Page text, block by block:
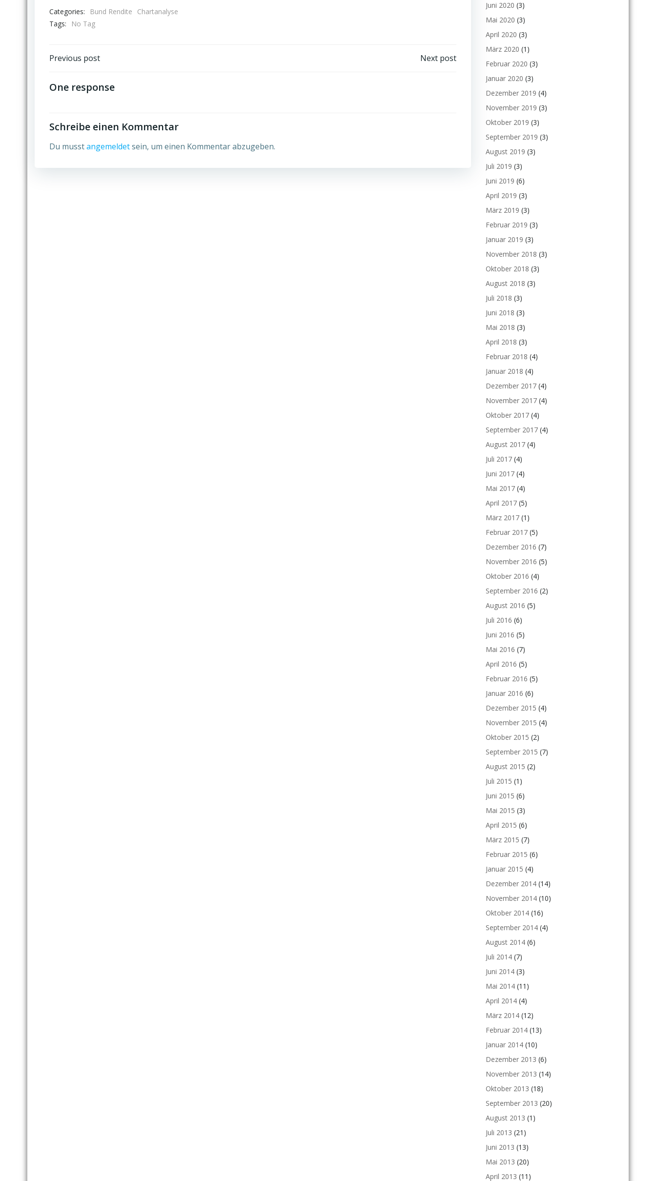
Categories: Bund Rendite
Chartanalyse
Tags:
No Tag
Post
navigation
Previous post Next post
One response
Schreibe einen Kommentar
Du musstangemeldetsein, um einen Kommentar abzugeben.
Juni 2020 (3)
Mai 2020 (3)
April 2020 (3)
März 2020 (1)
Februar 2020 (3)
Januar 2020 (3)
Dezember 2019 (4)
November 2019 (3)
Oktober 2019 (3)
September 2019 (3)
August 2019 (3)
Juli 2019 (3)
Juni 2019 (6)
April 2019 (3)
März 2019 (3)
Februar 2019 (3)
Januar 2019 (3)
November 2018 (3)
Oktober 2018 (3)
August 2018 (3)
Juli 2018 (3)
Juni 2018 (3)
Mai 2018 (3)
April 2018 (3)
Februar 2018 (4)
Januar 2018 (4)
Dezember 2017 (4)
November 2017 (4)
Oktober 2017 (4)
September 2017 (4)
August 2017 (4)
Juli 2017 (4)
Juni 2017 (4)
Mai 2017 (4)
April 2017 (5)
März 2017 (1)
Februar 2017 (5)
Dezember 2016 (7)
November 2016 (5)
Oktober 2016 (4)
September 2016 (2)
August 2016 (5)
Juli 2016 (6)
Juni 2016 (5)
Mai 2016 (7)
April 2016 (5)
Februar 2016 (5)
Januar 2016 (6)
Dezember 2015 (4)
November 2015 (4)
Oktober 2015 (2)
September 2015 (7)
August 2015 (2)
Juli 2015 (1)
Juni 2015 (6)
Mai 2015 (3)
April 2015 (6)
März 2015 (7)
Februar 2015 (6)
Januar 2015 (4)
Dezember 2014 (14)
November 2014 (10)
Oktober 2014 (16)
September 2014 (4)
August 2014 (6)
Juli 2014 (7)
Juni 2014 (3)
Mai 2014 (11)
April 2014 (4)
März 2014 (12)
Februar 2014 (13)
Januar 2014 (10)
Dezember 2013 (6)
November 2013 (14)
Oktober 2013 (18)
September 2013 (20)
August 2013 (1)
Juli 2013 (21)
Juni 2013 (13)
Mai 2013 (20)
April 2013 (11)